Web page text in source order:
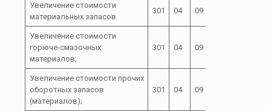
Увеличение стоимости
материальных запасов
301 04 09
Увеличение стоимости
горюче-смазочных
материалов;
301 04 09
Увеличение стоимости прочих
оборотных запасов
(материалов);
301 04 09